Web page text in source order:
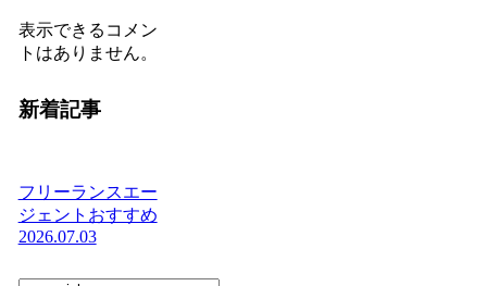
表示できるコメン
トはありません。
新着記事
フリーランスエー
ジェントおすすめ
2026.07.03